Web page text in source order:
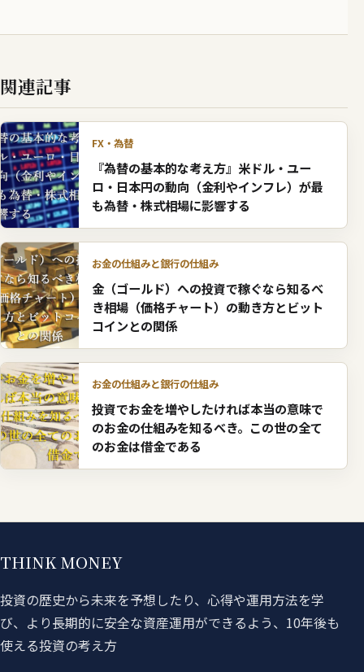
関連記事
FX・為替
『為替の基本的な考え方』米ドル・ユー
ロ・日本円の動向（金利やインフレ）が最
も為替・株式相場に影響する
お金の仕組みと銀行の仕組み
金（ゴールド）への投資で稼ぐなら知るべ
き相場（価格チャート）の動き方とビット
コインとの関係
お金の仕組みと銀行の仕組み
投資でお金を増やしたければ本当の意味で
のお金の仕組みを知るべき。この世の全て
のお金は借金である
THINK MONEY
投資の歴史から未来を予想したり、心得や運用方法を学
び、より長期的に安全な資産運用ができるよう、10年後も
使える投資の考え方